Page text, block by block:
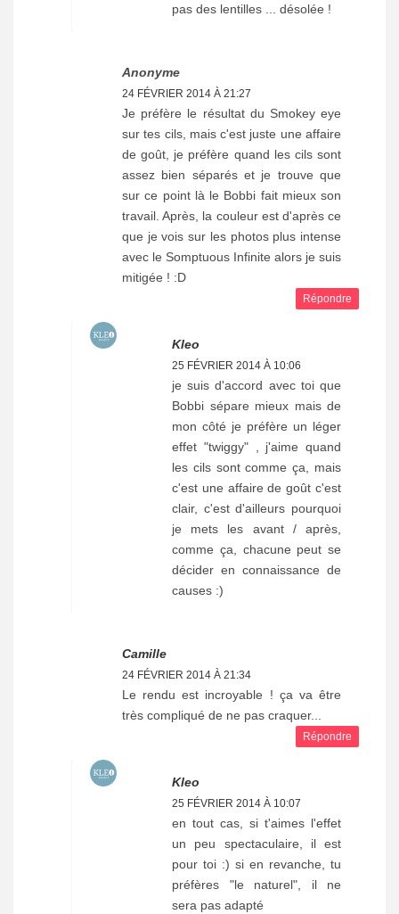
pas des lentilles ... désolée !
Anonyme
24 FÉVRIER 2014 À 21:27
Je préfère le résultat du Smokey eye
sur tes cils, mais c'est juste une affaire
de goût, je préfère quand les cils sont
assez bien séparés et je trouve que
sur ce point là le Bobbi fait mieux son
travail. Après, la couleur est d'après ce
que je vois sur les photos plus intense
avec le Somptuous Infinite alors je suis
mitigée ! :D
Répondre
Kleo
25 FÉVRIER 2014 À 10:06
je suis d'accord avec toi que
Bobbi sépare mieux mais de
mon côté je préfère un léger
effet "twiggy" , j'aime quand
les cils sont comme ça, mais
c'est une affaire de goût c'est
clair, c'est d'ailleurs pourquoi
je mets les avant / après,
comme ça, chacune peut se
décider en connaissance de
causes :)
Camille
24 FÉVRIER 2014 À 21:34
Le rendu est incroyable ! ça va être
très compliqué de ne pas craquer...
Répondre
Kleo
25 FÉVRIER 2014 À 10:07
en tout cas, si t'aimes l'effet
un peu spectaculaire, il est
pour toi :) si en revanche, tu
préfères "le naturel", il ne
sera pas adapté